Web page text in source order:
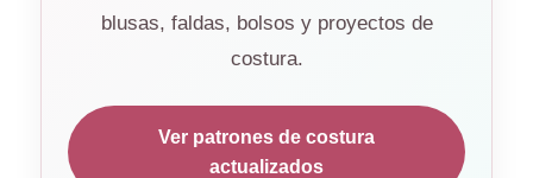
blusas, faldas, bolsos y proyectos de
costura.
Ver patrones de costura
actualizados